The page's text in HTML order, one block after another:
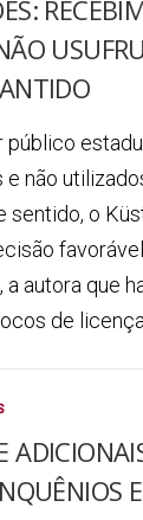
não
sentido, o
a autora que
de